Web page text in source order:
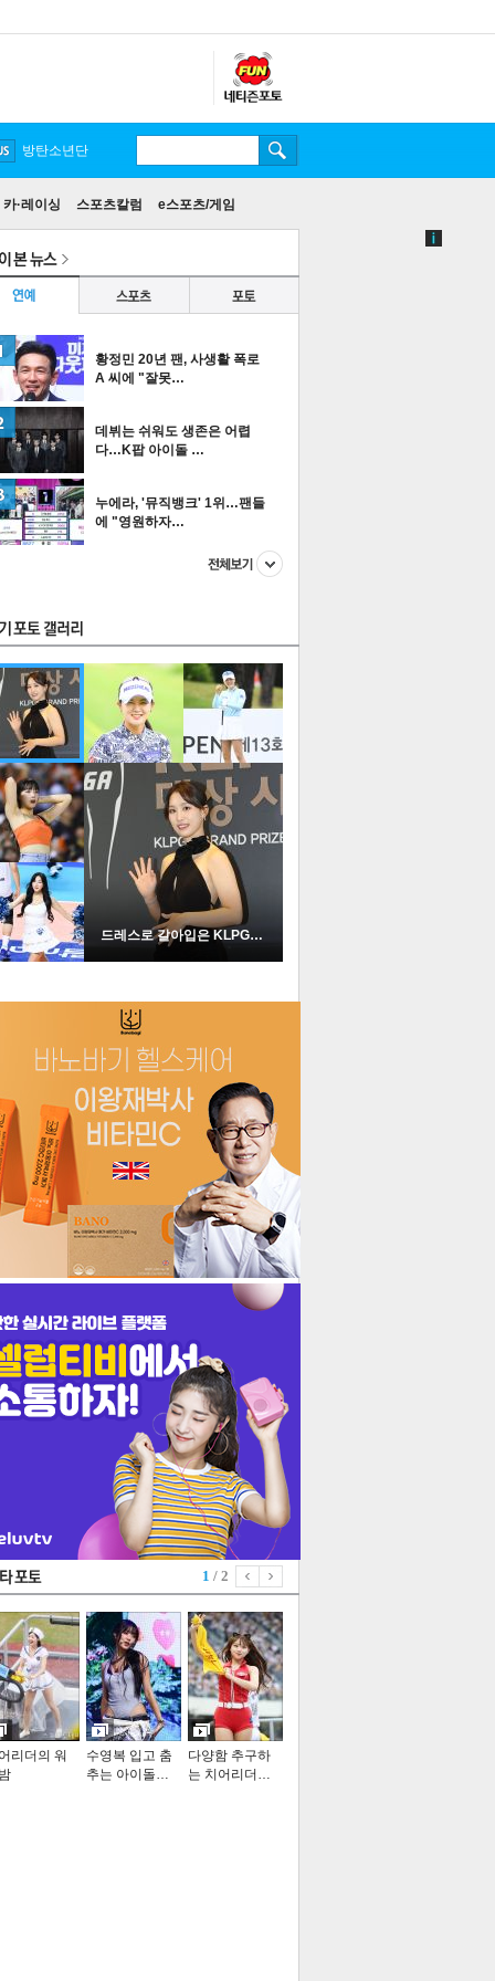
카·레이싱 스포츠칼럼 e스포츠/게임
방탄소년단
본 뉴스
스포츠
포토
황정민 20년 팬, 사생활 폭로
A 씨에 "잘못…
데뷔는 쉬워도 생존은 어렵
다…K팝 아이돌 …
누에라, '뮤직뱅크' 1위…팬들
에 "영원하자…
더보기
포토
드레스로 갈아입은 KLPGA …
1 / 2
리더의 워
수영복 입고 춤
추는 아이돌…
다양함 추구하
는 치어리더…